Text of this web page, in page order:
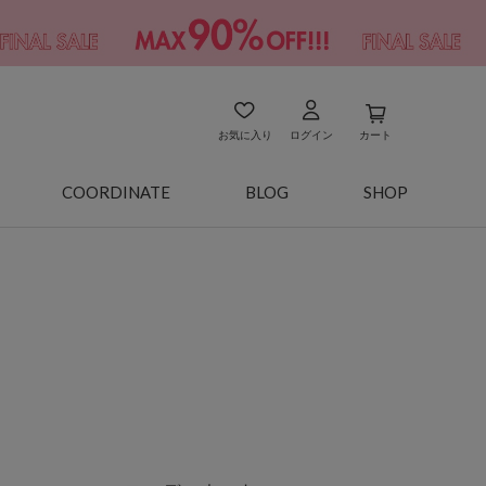
お気に入り ログイン カート
COORDINATE BLOG SHOP